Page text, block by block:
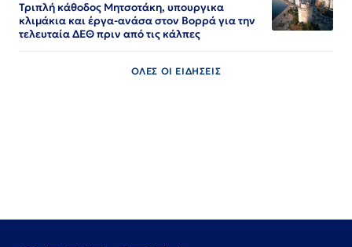
Τριπλή κάθοδος Μητσοτάκη, υπουργικα
κλιμάκια και έργα-ανάσα στον Βορρά για την
τελευταία ΔΕΘ πριν από τις κάλπες
ΟΛΕΣ ΟΙ ΕΙΔΗΣΕΙΣ